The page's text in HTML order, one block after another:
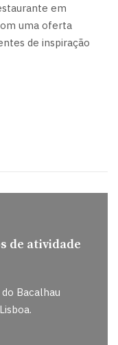
em
uma oferta
de inspiração
de atividade
Bacalhau